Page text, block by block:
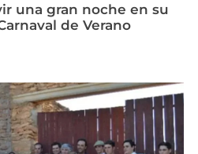
una gran noche en su
de Verano